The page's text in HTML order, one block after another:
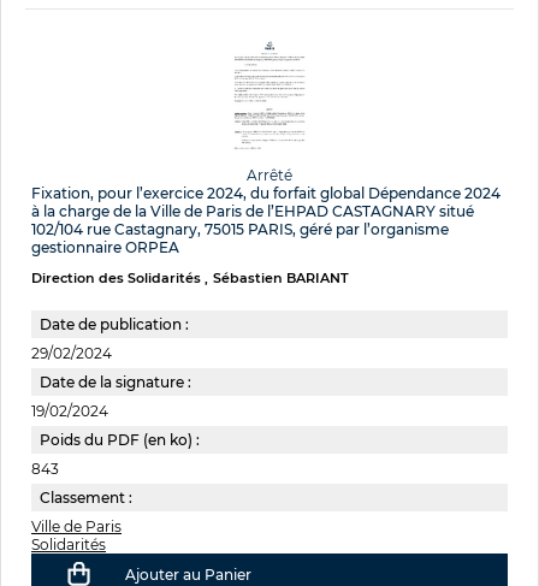
Arrêté
Fixation, pour l’exercice 2024, du forfait global Dépendance 2024
à la charge de la Ville de Paris de l’EHPAD CASTAGNARY situé
102/104 rue Castagnary, 75015 PARIS, géré par l’organisme
gestionnaire ORPEA
Direction des Solidarités Sébastien BARIANT
Date de publication :
29/02/2024
Date de la signature :
19/02/2024
Poids du PDF (en ko) :
843
Classement :
Ville de Paris
Solidarités
Ajouter au Panier